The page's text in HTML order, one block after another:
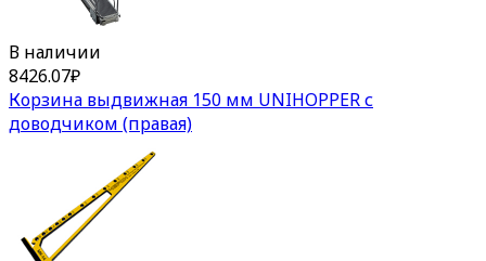
В наличии
8426.07₽
Корзина выдвижная 150 мм UNIHOPPER с
доводчиком (правая)